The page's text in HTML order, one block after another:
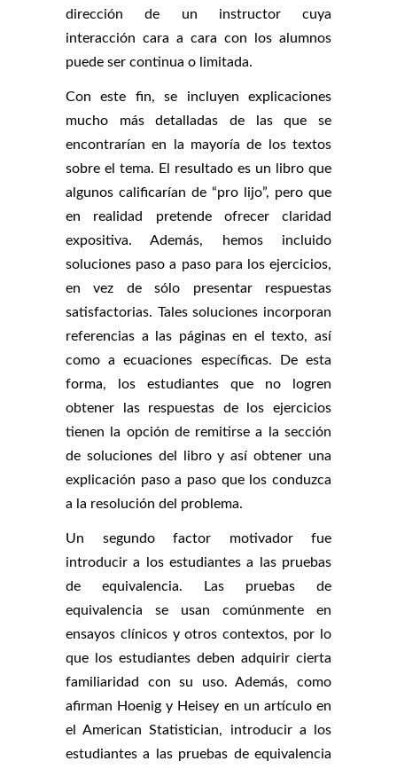
dirección de un instructor cuya
interacción cara a cara con los alumnos
puede ser continua o limitada.
Con este fin, se incluyen explicaciones
mucho más detalladas de las que se
encontrarían en la mayoría de los textos
sobre el tema. El resultado es un libro que
algunos calificarían de “pro lijo”, pero que
en realidad pretende ofrecer claridad
expositiva. Además, hemos incluido
soluciones paso a paso para los ejercicios,
en vez de sólo presentar respuestas
satisfactorias. Tales soluciones incorporan
referencias a las páginas en el texto, así
como a ecuaciones específicas. De esta
forma, los estudiantes que no logren
obtener las respuestas de los ejercicios
tienen la opción de remitirse a la sección
de soluciones del libro y así obtener una
explicación paso a paso que los conduzca
a la resolución del problema.
Un segundo factor motivador fue
introducir a los estudiantes a las pruebas
de equivalencia. Las pruebas de
equivalencia se usan comúnmente en
ensayos clínicos y otros contextos, por lo
que los estudiantes deben adquirir cierta
familiaridad con su uso. Además, como
afirman Hoenig y Heisey en un artículo en
el American Statistician, introducir a los
estudiantes a las pruebas de equivalencia